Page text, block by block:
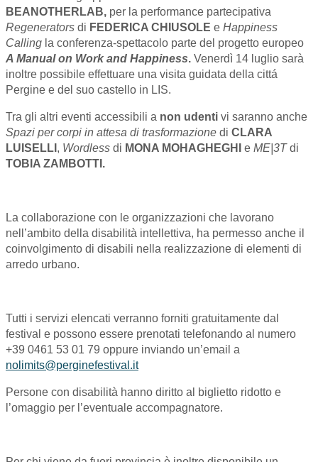
BEANOTHERLAB, per la performance partecipativa
Regenerators di FEDERICA CHIUSOLE e Happiness
Calling la conferenza-spettacolo parte del progetto europeo
A Manual on Work and Happiness. Venerdì 14 luglio sarà
inoltre possibile effettuare una visita guidata della cittá
Pergine e del suo castello in LIS.
Tra gli altri eventi accessibili a non udenti vi saranno anche
Spazi per corpi in attesa di trasformazione di CLARA
LUISELLI , Wordless di MONA MOHAGHEGHI e ME|3T di
TOBIA ZAMBOTTI.
La collaborazione con le organizzazioni che lavorano
nell’ambito della disabilità intellettiva, ha permesso anche il
coinvolgimento di disabili nella realizzazione di elementi di
arredo urbano.
Tutti i servizi elencati verranno forniti gratuitamente dal
festival e possono essere prenotati telefonando al numero
+39 0461 53 01 79 oppure inviando un’email a
nolimits@perginefestival.it
Persone con disabilità hanno diritto al biglietto ridotto e
l’omaggio per l’eventuale accompagnatore.